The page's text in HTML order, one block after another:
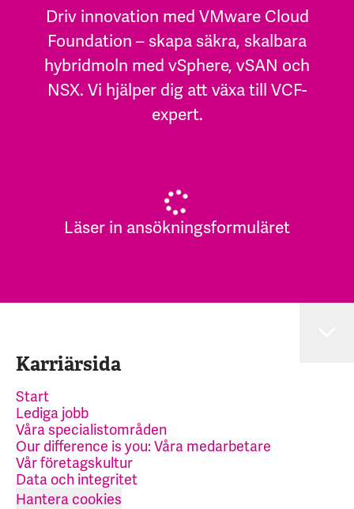
Driv innovation med VMware Cloud
Foundation – skapa säkra, skalbara
hybridmoln med vSphere, vSAN och
NSX. Vi hjälper dig att växa till VCF-
expert.
Läser in ansökningsformuläret
Karriärsida
Start
Lediga jobb
Våra specialistområden
Our difference is you: Våra medarbetare
Vår företagskultur
Data och integritet
Hantera cookies